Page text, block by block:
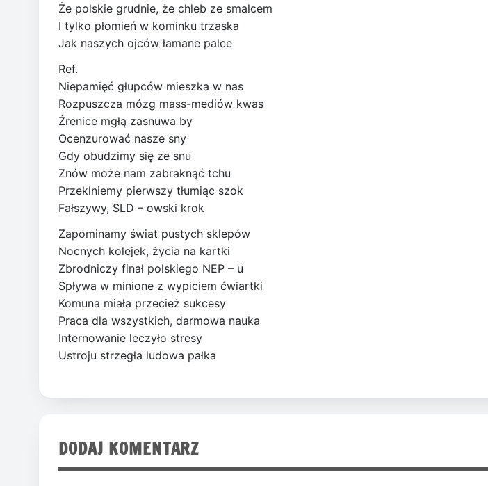
Że polskie grudnie, że chleb ze smalcem
I tylko płomień w kominku trzaska
Jak naszych ojców łamane palce
Ref.
Niepamięć głupców mieszka w nas
Rozpuszcza mózg mass-mediów kwas
Źrenice mgłą zasnuwa by
Ocenzurować nasze sny
Gdy obudzimy się ze snu
Znów może nam zabraknąć tchu
Przeklniemy pierwszy tłumiąc szok
Fałszywy, SLD – owski krok
Zapominamy świat pustych sklepów
Nocnych kolejek, życia na kartki
Zbrodniczy finał polskiego NEP – u
Spływa w minione z wypiciem ćwiartki
Komuna miała przecież sukcesy
Praca dla wszystkich, darmowa nauka
Internowanie leczyło stresy
Ustroju strzegła ludowa pałka
DODAJ KOMENTARZ